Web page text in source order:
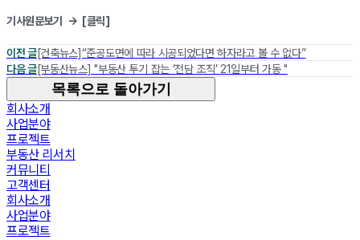
기사원문보기 → [클릭]
이전 글[건축뉴스]“준공도면에 따라 시공되었다면 하자라고 볼 수 없다”
다음 글[부동산뉴스] "부동산 투기 잡는 ‘전담 조직’ 21일부터 가동 "
목록으로 돌아가기
회사소개
사업분야
프로젝트
부동산 리서치
커뮤니티
고객센터
회사소개
사업분야
프로젝트